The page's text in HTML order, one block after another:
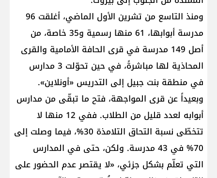
ومنذ التاسع من تشرين الأول الماضي، أغلقت 96
مدرسة أبوابها، 61 منها رسمية و35 خاصة، من
أصل 149 مدرسة في قرى الحافة الأمامية والقرى
المحاذية لها مباشرةً، في حين تحوّلت 3 مدارس
في منطقة بنت جبيل إلى التدريس «أونلاين».
وبعيداً عن قرى المواجهة، فتح ما تبقّى من مدارس
أبوابه لعدد قليل من الطلاب. ففي 12 منها لا
تتخطّى نسبة التحاق التلامذة 30%، فيما وصلت إلى
70% في 43 مدرسة. ولكن، حتى في المدارس
التي تعلّم بشكل جزئي، «لا يقتصر عدم الحضور على